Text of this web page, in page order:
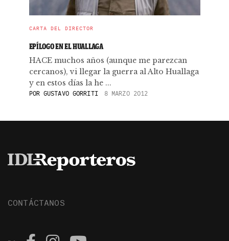
CARTA DEL DIRECTOR
EPÍLOGO EN EL HUALLAGA
HACE muchos años (aunque me parezcan
cercanos), vi llegar la guerra al Alto Huallaga
y en estos días la he ...
POR GUSTAVO GORRITI 8 MARZO 2012
CONTÁCTANOS